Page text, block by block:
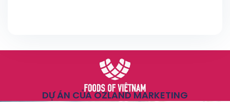
DỰ ÁN CỦA OZLAND MARKETING